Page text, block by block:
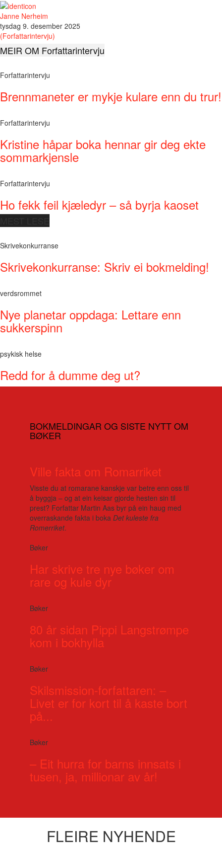
Janne Nerheim
tysdag 9. desember 2025
(Forfattarintervju)
MEIR OM Forfattarintervju
Forfattarintervju
Brennmaneter er mykje kulare enn du trur!
Forfattarintervju
Kristine håpar boka hennar gir deg ekte
sommarkjensle
Forfattarintervju
Ho fekk feil kjæledyr – så byrja kaoset
Skrivekonkurranse
Skrivekonkurranse: Skriv ei bokmelding!
verdsrommet
Nye planetar oppdaga: Lettare enn
sukkerspinn
psykisk helse
Redd for å dumme deg ut?
BOKMELDINGAR OG SISTE NYTT OM
BØKER
Ville fakta om Romarriket
Visste du at romarane kanskje var betre enn oss til
å byggja – og at ein keisar gjorde hesten sin til
prest? Forfattar Martin Aas byr på ein haug med
overraskande fakta i boka Det kuleste fra
Romerriket.
Bøker
Har skrive tre nye bøker om
rare og kule dyr
Bøker
80 år sidan Pippi Langstrømpe
kom i bokhylla
Bøker
Skilsmission-forfattaren: –
Livet er for kort til å kaste bort
på...
Bøker
– Eit hurra for barns innsats i
tusen, ja, millionar av år!
FLEIRE NYHENDE